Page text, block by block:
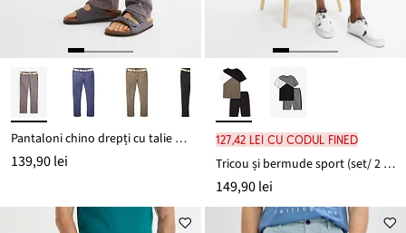
Pantaloni chino drepți cu talie elastică și curea, Regular Fit
139,90 lei
127,42 lei cu codul FINED
Tricou și bermude sport (set/ 2 piese)
149,90 lei